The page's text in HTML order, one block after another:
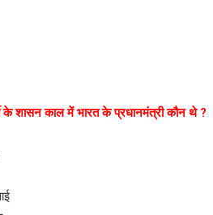
के शासन काल में भारत के प्रधानमंत्री कौन थे ?